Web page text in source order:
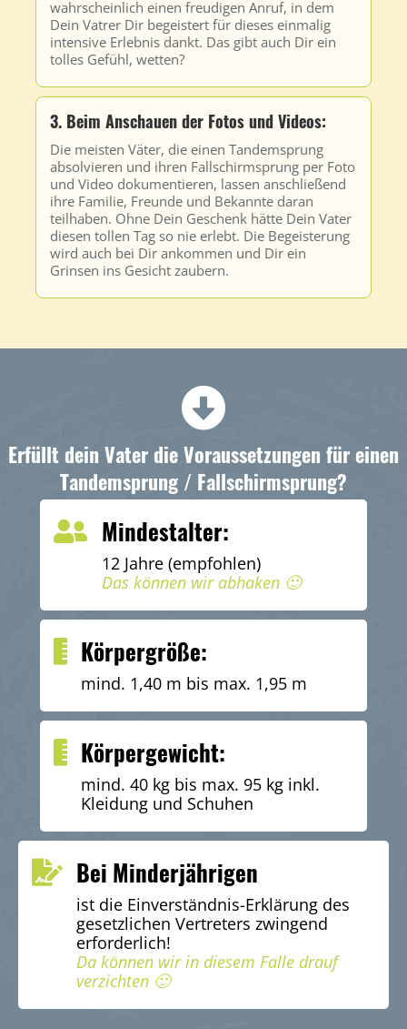
wahrscheinlich einen freudigen Anruf, in dem
Dein Vatrer Dir begeistert für dieses einmalig
intensive Erlebnis dankt. Das gibt auch Dir ein
tolles Gefühl, wetten?
3. Beim Anschauen der Fotos und Videos:
Die meisten Väter, die einen Tandemsprung
absolvieren und ihren Fallschirmsprung per Foto
und Video dokumentieren, lassen anschließend
ihre Familie, Freunde und Bekannte daran
teilhaben. Ohne Dein Geschenk hätte Dein Vater
diesen tollen Tag so nie erlebt. Die Begeisterung
wird auch bei Dir ankommen und Dir ein
Grinsen ins Gesicht zaubern.
Erfüllt dein Vater die Voraussetzungen für einen
Tandemsprung / Fallschirmsprung?
Mindestalter:
12 Jahre (empfohlen)
Das können wir abhaken 🙂
Körpergröße:
mind. 1,40 m bis max. 1,95 m
Körpergewicht:
mind. 40 kg bis max. 95 kg inkl.
Kleidung und Schuhen
Bei Minderjährigen
ist die Einverständnis-Erklärung des
gesetzlichen Vertreters zwingend
erforderlich!
Da können wir in diesem Falle drauf
verzichten 🙂